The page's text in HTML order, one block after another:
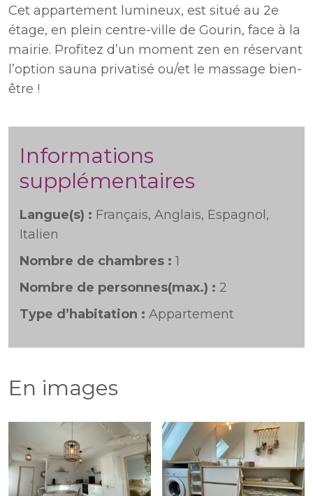
Cet appartement lumineux, est situé au 2e
étage, en plein centre-ville de Gourin, face à la
mairie. Profitez d’un moment zen en réservant
l’option sauna privatisé ou/et le massage bien-
être !
Informations
supplémentaires
Langue(s) : Français, Anglais, Espagnol,
Italien
Nombre de chambres : 1
Nombre de personnes(max.) : 2
Type d’habitation : Appartement
En images